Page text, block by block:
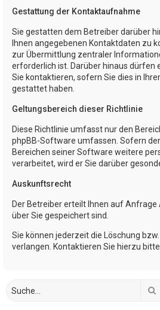
Gestattung der Kontaktaufnahme
Sie gestatten dem Betreiber darüber
Ihnen angegebenen Kontaktdaten zu
zur Übermittlung zentraler
erforderlich ist. Darüber hinaus dürfen
Sie kontaktieren, sofern Sie dies in
gestattet haben.
Geltungsbereich dieser Richtlinie
Diese Richtlinie umfasst nur den
phpBB-Software umfassen. Sofern
Bereichen seiner Software weitere
verarbeitet, wird er Sie darüber
Auskunftsrecht
Der Betreiber erteilt Ihnen auf
über Sie gespeichert sind.
Sie können jederzeit die Löschung
verlangen. Kontaktieren Sie hierzu